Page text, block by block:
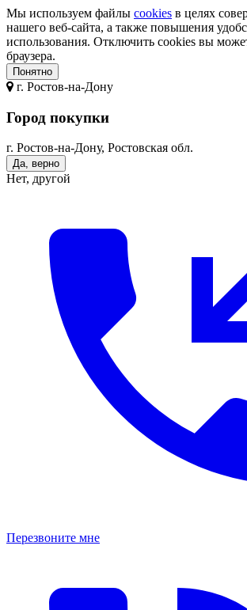
Мы используем файлы cookies в целях
нашего веб-сайта, а также повышения
использования. Отключить cookies вы
браузера.
Понятно
г. Ростов-на-Дону
Город покупки
г. Ростов-на-Дону, Ростовская обл.
Да, верно
Нет, другой
Перезвоните мне